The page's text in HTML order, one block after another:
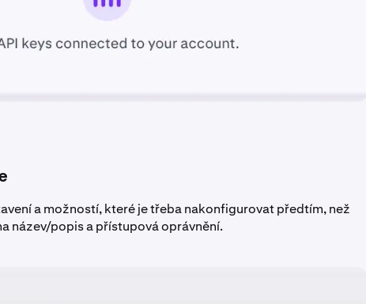
a možností, které je třeba nakonfigurovat předtím, než
název/popis a přístupová oprávnění.